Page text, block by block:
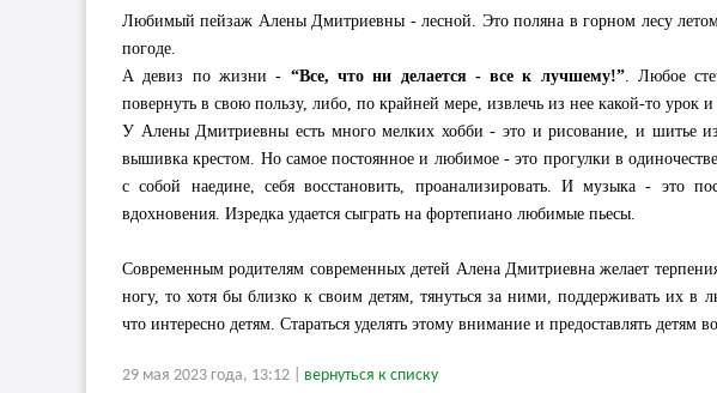
Любимый пейзаж Алены Дмитриевны - лесной. Это поляна в горном лесу
погоде.
А девиз по жизни - “Все, что ни делается - все к лучшему!”. Любое
повернуть в свою пользу, либо, по крайней мере, извлечь из нее какой-то урок и
У Алены Дмитриевны есть много мелких хобби - это и рисование, и шитье
вышивка крестом. Но самое постоянное и любимое - это прогулки в
с собой наедине, себя восстановить, проанализировать. И музыка - это
вдохновения. Изредка удается сыграть на фортепиано любимые пьесы.
Современным родителям современных детей Алена Дмитриевна желает
ногу, то хотя бы близко к своим детям, тянуться за ними, поддерживать их в
что интересно детям. Стараться уделять этому внимание и предоставлять детям
29 мая 2023 года, 13:12 | вернуться к списку